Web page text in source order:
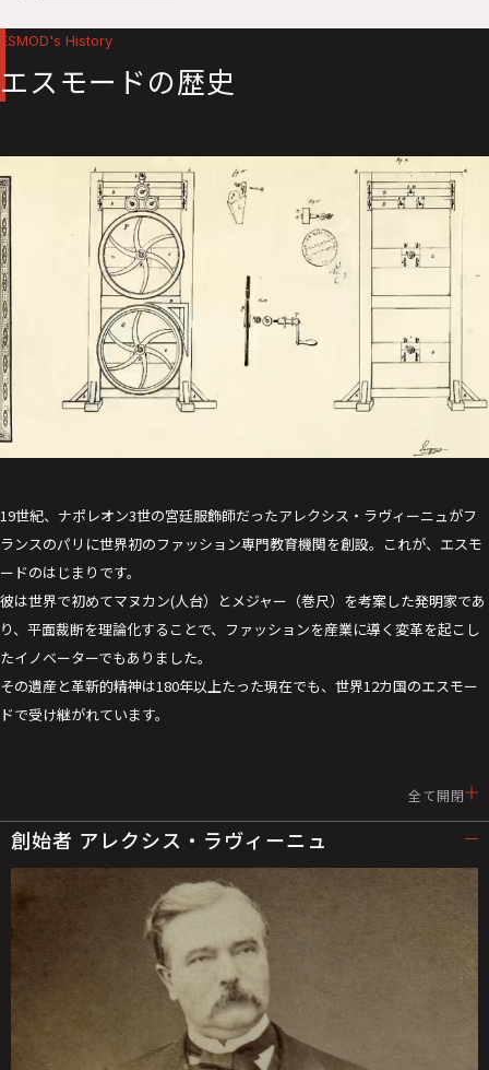
ESMOD's History
エスモードの歴史
19世紀、ナポレオン3世の宮廷服飾師だったアレクシス・ラヴィーニュがフ
ランスのパリに世界初のファッション専門教育機関を創設。これが、エスモ
ードのはじまりです。
彼は世界で初めてマヌカン(人台）とメジャー（巻尺）を考案した発明家であ
り、平面裁断を理論化することで、ファッションを産業に導く変革を起こし
たイノベーターでもありました。
その遺産と革新的精神は180年以上たった現在でも、世界12カ国のエスモー
ドで受け継がれています。
全て開閉
創始者 アレクシス・ラヴィーニュ